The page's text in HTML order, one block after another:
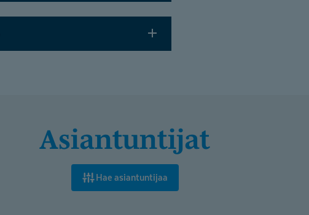
Asiantuntijat
Hae asiantuntijaa